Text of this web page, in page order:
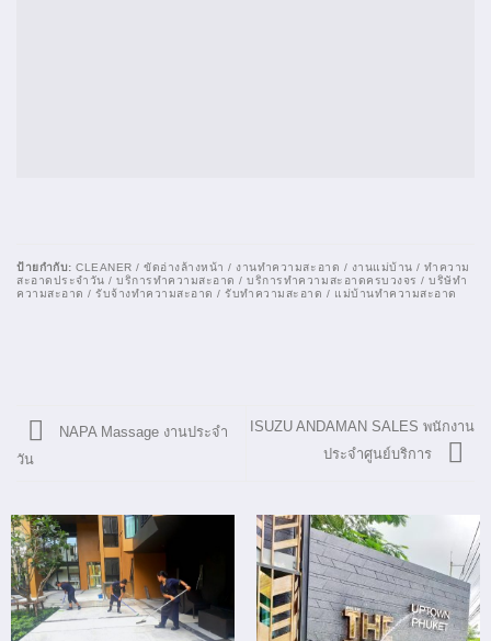
ป้ายกำกับ: CLEANER / ขัดอ่างล้างหน้า / งานทำความสะอาด / งานแม่บ้าน / ทำความ
สะอาดประจำวัน / บริการทำความสะอาด / บริการทำความสะอาดครบวงจร / บริษัทำ
ความสะอาด / รับจ้างทำความสะอาด / รับทำความสะอาด / แม่บ้านทำความสะอาด
NAPA Massage งานประจำ
วัน
ISUZU ANDAMAN SALES พนักงาน
ประจำศูนย์บริการ